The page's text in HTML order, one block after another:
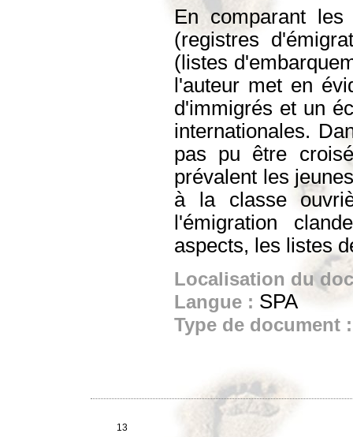
En comparant
(registres
(listes
l'auteur met en
d'immigrés et un
internationales.
pas pu être
prévalent les
à la classe
l'émigration
aspects, les listes
Localisation du
Langue : SPA
Type de document
13